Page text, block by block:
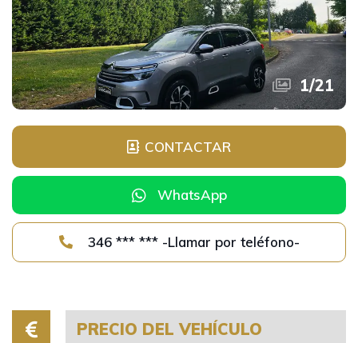
1/21
CONTACTAR
WhatsApp
346 *** *** -Llamar por teléfono-
PRECIO DEL VEHÍCULO